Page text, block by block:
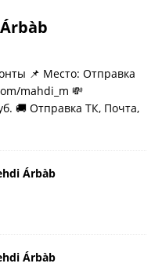
📌 Место: Отправка
mahdi_m 💸
🚚 Отправка ТК, Почта,
Árbàb
Árbàb